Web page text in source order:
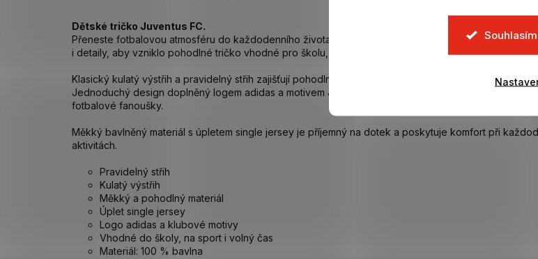
Souhlasím
Dětské tričko Juventus FC.
Přeneste fotbalovou atmosféru do každodenního života s dětským tričkem Juventus. adidas vylepšil
i detaily, aby vzniklo pohodlné tričko vhodné pro školu, volný čas i fandění oblíbenému týmu.
Klasický kulatý výstřih a pravidelný střih zajišťují pohodlné nošení a volnost pohybu po celý den.
Jednoduchý design doplněný logem adidas a motivem Juventusu vytváří univerzální kousek pro
fotbalové fanoušky.
Měkký bavlněný materiál s úpletem single jersey je příjemný na dotek a poskytuje komfort při
aktivitách.
Pravidelný střih
Kulatý výstřih
Měkký a pohodlný materiál
Úplet single jersey
Logo adidas a klubové motivy
Vhodné do školy, na sport i volný čas
Materiál: 100 % bavlna